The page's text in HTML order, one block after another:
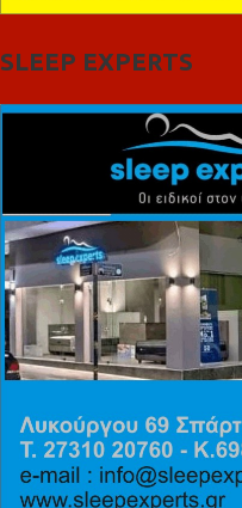
SLEEP EXPERTS